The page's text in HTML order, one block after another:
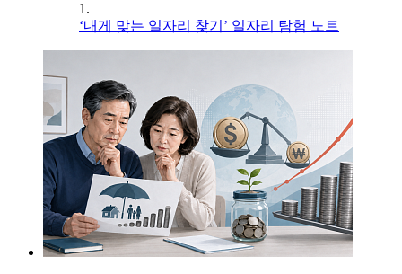
1.
‘내게 맞는 일자리 찾기’ 일자리 탐험 노트